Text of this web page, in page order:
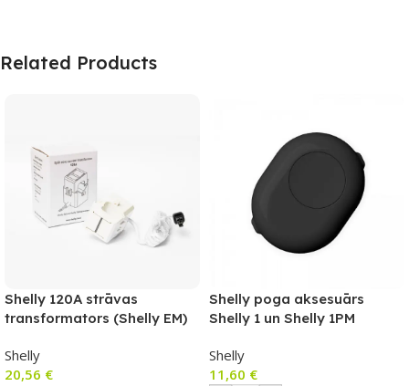
Related Products
Shelly 120A strāvas
transformators (Shelly EM)
Shelly
20,56 €
Shelly poga aksesuārs
Shelly 1 un Shelly 1PM
Shelly
11,60 €